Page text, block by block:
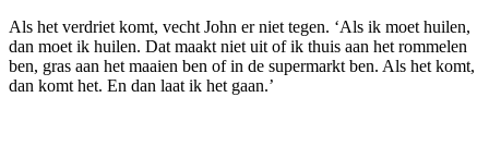
Als het verdriet komt, vecht John er niet tegen. ‘Als ik moet huilen,
dan moet ik huilen. Dat maakt niet uit of ik thuis aan het rommelen
ben, gras aan het maaien ben of in de supermarkt ben. Als het komt,
dan komt het. En dan laat ik het gaan.’